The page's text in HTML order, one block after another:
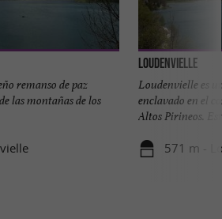
remanso de paz
las montañas de los
Loudenvielle
Loudenvielle es
enclavado en el
Altos Pirineos.
571 m -